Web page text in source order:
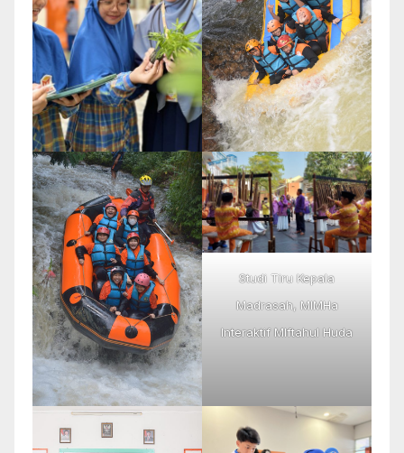
Studi Tiru Kepala
Madrasah, MIMHa
Interaktif MIftahul Huda